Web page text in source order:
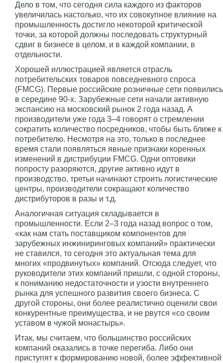
Дело в том, что сегодня сила каждого из факторов
увеличилась настолько, что их совокупное влияние на
промышленность достигло некоторой критической
точки, за которой должны последовать структурный
сдвиг в бизнесе в целом, и в каждой компании, в
отдельности.
Хорошей иллюстрацией является отрасль
потребительских товаров повседневного спроса
(FMCG). Первые российские розничные сети появились
в середине 90-х. Зарубежные сети начали активную
экспансию на московский рынок 2 года назад. А
производители уже года 3–4 говорят о стремлении
сократить количество посредников, чтобы быть ближе к
потребителю. Несмотря на это, только в последнее
время стали появляться явные признаки коренных
изменений в дистрибуции FMCG. Одни оптовики
попросту разоряются, другие активно идут в
производство, третьи начинают строить логистические
центры, производители сокращают количество
дистрибуторов в разы и т.д.
Аналогичная ситуация складывается в
промышленности. Если 2–3 года назад вопрос о том,
«как нам стать поставщиком компонентов для
зарубежных инжиниринговых компаний» практически
не ставился, то сегодня это актуальная тема для
многих «продвинутых» компаний. Отсюда следует, что
руководители этих компаний пришли, с одной стороны,
к пониманию недостаточности и узости внутреннего
рынка для успешного развития своего бизнеса. С
другой стороны, они более реалистично оценили свои
конкурентные преимущества, и не рвутся «со своим
уставом в чужой монастырь».
Итак, мы считаем, что большинство российских
компаний оказались в точке перегиба. Либо они
приступят к формированию новой, более эффективной